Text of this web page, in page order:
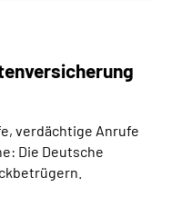
verdächtige Anrufe
Die Deutsche